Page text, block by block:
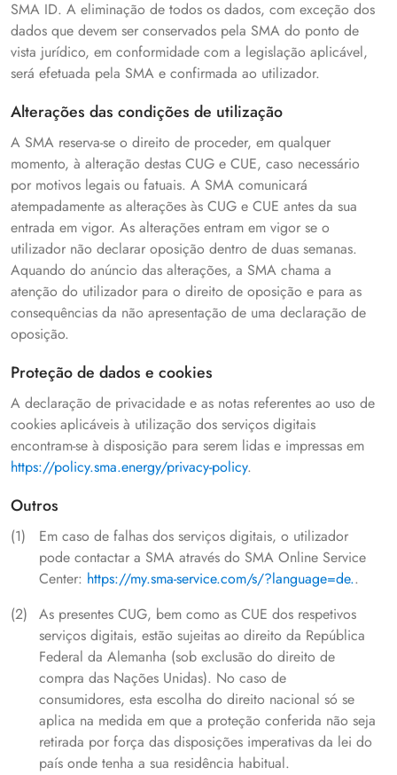
SMA ID. A eliminação de todos os dados, com exceção dos
dados que devem ser conservados pela SMA do ponto de
vista jurídico, em conformidade com a legislação aplicável,
será efetuada pela SMA e confirmada ao utilizador.
Alterações das condições de utilização
A SMA reserva-se o direito de proceder, em qualquer
momento, à alteração destas CUG e CUE, caso necessário
por motivos legais ou fatuais. A SMA comunicará
atempadamente as alterações às CUG e CUE antes da sua
entrada em vigor. As alterações entram em vigor se o
utilizador não declarar oposição dentro de duas semanas.
Aquando do anúncio das alterações, a SMA chama a
atenção do utilizador para o direito de oposição e para as
consequências da não apresentação de uma declaração de
oposição.
Proteção de dados e cookies
A declaração de privacidade e as notas referentes ao uso de
cookies aplicáveis à utilização dos serviços digitais
encontram-se à disposição para serem lidas e impressas em
https://policy.sma.energy/privacy-policy.
Outros
Em caso de falhas dos serviços digitais, o utilizador
pode contactar a SMA através do SMA Online Service
Center: https://my.sma-service.com/s/?language=de..
As presentes CUG, bem como as CUE dos respetivos
serviços digitais, estão sujeitas ao direito da República
Federal da Alemanha (sob exclusão do direito de
compra das Nações Unidas). No caso de
consumidores, esta escolha do direito nacional só se
aplica na medida em que a proteção conferida não seja
retirada por força das disposições imperativas da lei do
país onde tenha a sua residência habitual.